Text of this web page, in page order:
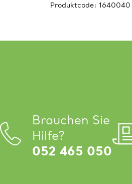
Produktcode: 1640040
Brauchen Sie
Hilfe?
052 465 050